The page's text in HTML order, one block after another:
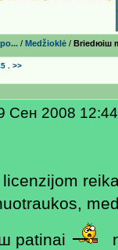
/ Medžioklė / Briedюiш
>>
Сен 2008 12:44
patinai